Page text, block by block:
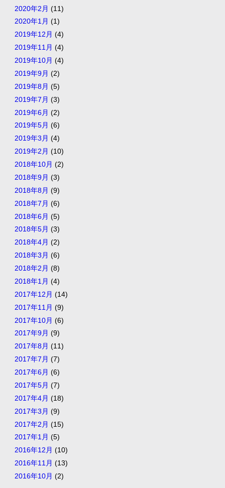
2020年2月 (11)
2020年1月 (1)
2019年12月 (4)
2019年11月 (4)
2019年10月 (4)
2019年9月 (2)
2019年8月 (5)
2019年7月 (3)
2019年6月 (2)
2019年5月 (6)
2019年3月 (4)
2019年2月 (10)
2018年10月 (2)
2018年9月 (3)
2018年8月 (9)
2018年7月 (6)
2018年6月 (5)
2018年5月 (3)
2018年4月 (2)
2018年3月 (6)
2018年2月 (8)
2018年1月 (4)
2017年12月 (14)
2017年11月 (9)
2017年10月 (6)
2017年9月 (9)
2017年8月 (11)
2017年7月 (7)
2017年6月 (6)
2017年5月 (7)
2017年4月 (18)
2017年3月 (9)
2017年2月 (15)
2017年1月 (5)
2016年12月 (10)
2016年11月 (13)
2016年10月 (2)